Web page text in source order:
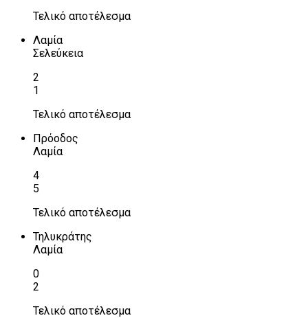
Τελικό αποτέλεσμα
Λαμία
Σελεύκεια
2
1
Τελικό αποτέλεσμα
Πρόοδος
Λαμία
4
5
Τελικό αποτέλεσμα
Τηλυκράτης
Λαμία
0
2
Τελικό αποτέλεσμα